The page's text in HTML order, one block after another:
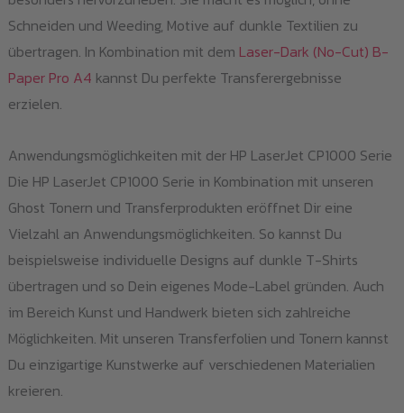
Schneiden und Weeding, Motive auf dunkle Textilien zu
übertragen. In Kombination mit dem Laser-Dark (No-Cut) B-
Paper Pro A4 kannst Du perfekte Transferergebnisse
erzielen.
Anwendungsmöglichkeiten mit der HP LaserJet CP1000 Serie
Die HP LaserJet CP1000 Serie in Kombination mit unseren
Ghost Tonern und Transferprodukten eröffnet Dir eine
Vielzahl an Anwendungsmöglichkeiten. So kannst Du
beispielsweise individuelle Designs auf dunkle T-Shirts
übertragen und so Dein eigenes Mode-Label gründen. Auch
im Bereich Kunst und Handwerk bieten sich zahlreiche
Möglichkeiten. Mit unseren Transferfolien und Tonern kannst
Du einzigartige Kunstwerke auf verschiedenen Materialien
kreieren.